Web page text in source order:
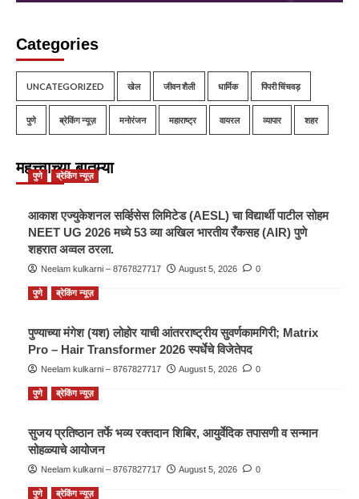
Categories
UNCATEGORIZED खेल जीवन शैली धार्मिक पिंपरी चिंचवड़
पुणे ब्रेकिंग न्यूज़ मनोरंजन महाराष्ट्र वायरल व्यापार शहर
महत्त्वाच्या बातम्या
पुणे ब्रेकिंग न्यूज़
आकाश एज्युकेशनल सर्व्हिसेस लिमिटेड (AESL) चा विद्यार्थी पाटील सोहम
NEET UG 2026 मध्ये 53 व्या अखिल भारतीय रँकसह (AIR) पुणे
शहरात अव्वल ठरला.
Neelam kulkarni – 8767827717 August 5, 2026 0
पुणे ब्रेकिंग न्यूज़
पुण्याच्या मंगेश (यश) लोहोर याची आंतरराष्ट्रीय सुवर्णकामगिरी; Matrix
Pro – Hair Transformer 2026 स्पर्धेचे विजेतेपद
Neelam kulkarni – 8767827717 August 5, 2026 0
पुणे ब्रेकिंग न्यूज़
सुजय प्रतिष्ठान तर्फे भव्य रक्तदान शिबिर, आयुर्वेदिक तपासणी व सन्मान
सोहळ्याचे आयोजन
Neelam kulkarni – 8767827717 August 5, 2026 0
पुणे ब्रेकिंग न्यूज़